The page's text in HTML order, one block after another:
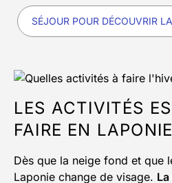
SÉJOUR POUR DÉCOUVRIR
LES ACTIVITÉS
FAIRE EN LAPONIE
Dès que la neige fond et que
Laponie change de visage.